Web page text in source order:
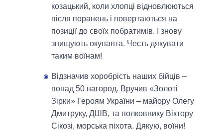
козацький, коли хлопці відновлюються
після поранень і повертаються на
позиції до своїх побратимів. І знову
знищують окупанта. Честь дякувати
таким воїнам!
Відзначив хоробрість наших бійців –
понад 50 нагород. Вручив «Золоті
Зірки» Героям України – майору Олегу
Дмитруку, ДШВ, та полковнику Віктору
Сікозі, морська піхота. Дякую, воїни!